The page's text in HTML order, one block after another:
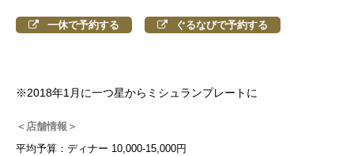
一休で予約する ぐるなびで予約する
※2018年1月に一つ星からミシュランプレートに
＜店舗情報＞
平均予算：ディナー 10,000-15,000円